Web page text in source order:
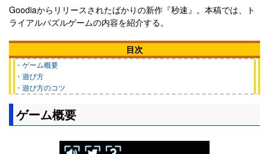
Goodiaからリリースされたばかりの新作『秒速』。本稿では、ト
ライアルパズルゲームの内容を紹介する。
目次
・ゲーム概要
・遊び方
・遊び方のコツ
ゲーム概要